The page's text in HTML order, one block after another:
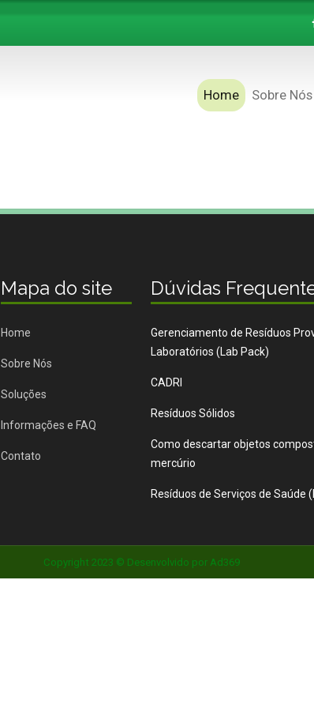
Home Sobre Nós
Mapa do site
Home
Sobre Nós
Soluções
Informações e FAQ
Contato
Dúvidas
Gerenciamento de Resíduos
Laboratórios (Lab Pack)
CADRI
Resíduos Sólidos
Como descartar objetos
mercúrio
Resíduos de Serviços de Saúde
Copyright 2023 © Desenvolvido por Ad369